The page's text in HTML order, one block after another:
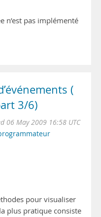
n’est pas implémenté
(
3/6)
06 May 2009 16:58 UTC
pour visualiser
plus pratique consiste